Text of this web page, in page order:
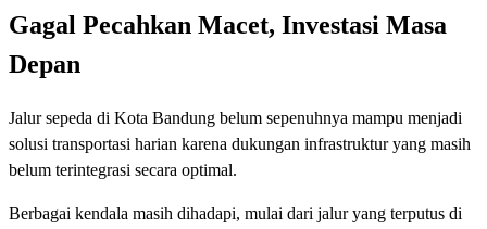
Gagal Pecahkan Macet, Investasi Masa
Depan
Jalur sepeda di Kota Bandung belum sepenuhnya mampu menjadi
solusi transportasi harian karena dukungan infrastruktur yang masih
belum terintegrasi secara optimal.
Berbagai kendala masih dihadapi, mulai dari jalur yang terputus di